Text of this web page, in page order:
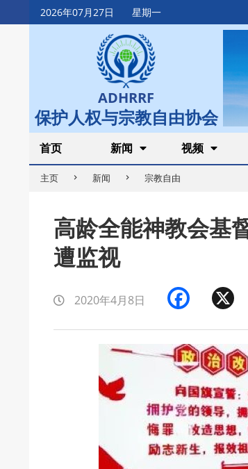
2026年07月27日 星期一
Skip
to
ADHRRF
保护人权与宗教自由协会
Secondary
Navigation
Menu
首页 新闻 视频
主页 新闻 宗教自由
高龄全能神教会基
遭监视
2020年4月8日 Facebook